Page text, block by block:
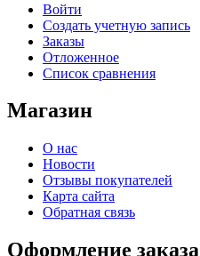
Войти
Создать учетную запись
Заказы
Отложенное
Список сравнения
Магазин
О нас
Новости
Отзывы покупателей
Карта сайта
Обратная связь
Оформление заказа